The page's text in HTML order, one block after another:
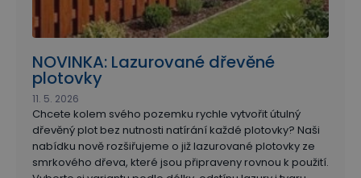
NOVINKA: Lazurované dřevěné
plotovky
Chcete kolem svého pozemku rychle vytvořit útulný
dřevěný plot bez nutnosti natírání každé plotovky? Naši
nabídku nově rozšiřujeme o již lazurované plotovky ze
smrkového dřeva, které jsou připraveny rovnou k použití.
11. 5. 2026